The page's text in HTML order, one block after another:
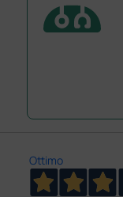
Ottimo